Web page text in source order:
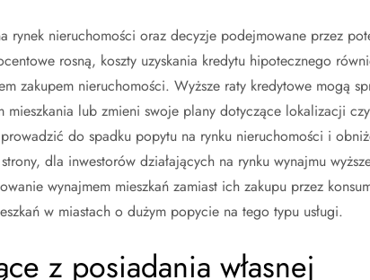
rynek nieruchomości oraz decyzje podejmowane przez
rosną, koszty uzyskania kredytu hipotecznego
zakupem nieruchomości. Wyższe raty kredytowe mogą
lub zmieni swoje plany dotyczące lokalizacji
do spadku popytu na rynku nieruchomości i
dla inwestorów działających na rynku wynajmu
wynajmem mieszkań zamiast ich zakupu przez
w miastach o dużym popycie na tego typu usługi.
z posiadania własnej